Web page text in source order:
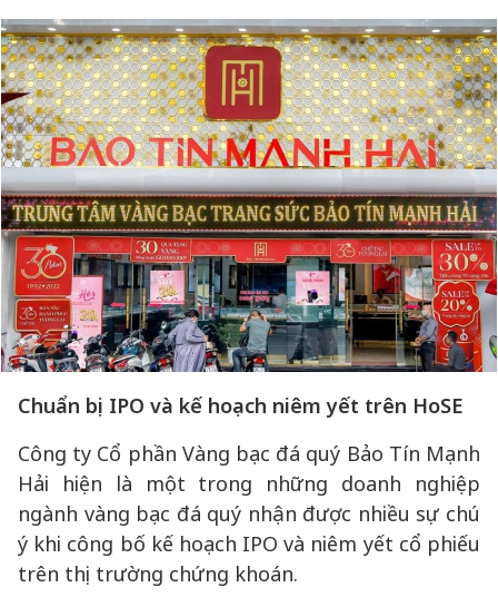
Chuẩn bị IPO và kế hoạch niêm yết trên HoSE
Công ty Cổ phần Vàng bạc đá quý Bảo Tín Mạnh
Hải hiện là một trong những doanh nghiệp
ngành vàng bạc đá quý nhận được nhiều sự chú
ý khi công bố kế hoạch IPO và niêm yết cổ phiếu
trên thị trường chứng khoán.